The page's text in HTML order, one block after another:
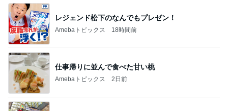
レジェンド松下のなんでもプレゼン！
Amebaトピックス 18時間前
仕事帰りに並んで食べた甘い桃
Amebaトピックス 2日前